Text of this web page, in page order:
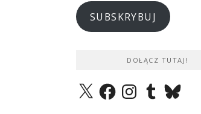
SUBSKRYBUJ
DOŁĄCZ TUTAJ!
X FacebookInstagramTumblrBluesky